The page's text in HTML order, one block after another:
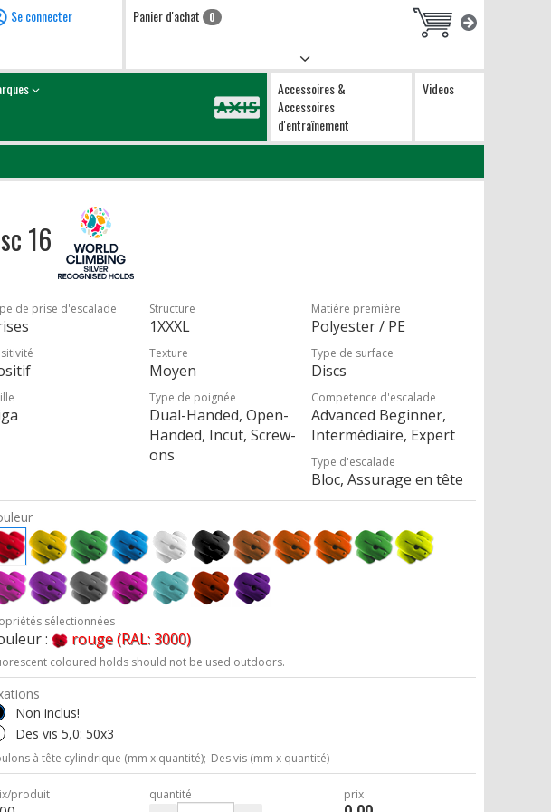
Se connecter Panier d'achat 0
Accessoires &
Accessoires
d'entraînement
Videos
16
de prise d'escalade Structure
1XXXL
Matière première
Polyester / PE
Texture
Moyen
Type de surface
Discs
Type de poignée
Dual-Handed, Open-
Handed, Incut, Screw-
ons
Competence d'escalade
Advanced Beginner,
Intermédiaire, Expert
Type d'escalade
Bloc, Assurage en tête
sélectionnées
: rouge (RAL: 3000)
coloured holds should not be used outdoors.
Non inclus!
Des vis 5,0: 50x3
à tête cylindrique (mm x quantité); Des vis (mm x quantité)
produit quantité prix